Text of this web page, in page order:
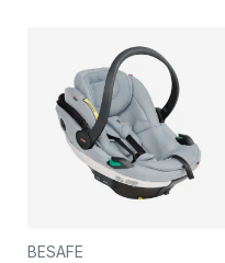
BESAFE